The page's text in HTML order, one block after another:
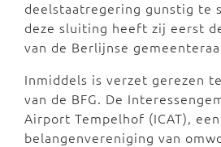
deelstaatregering gunstig te
deze sluiting heeft zij eerst
van de Berlijnse
Inmiddels is verzet gerezen
van de BFG. De
Airport Tempelhof (ICAT), een
belangenvereniging van